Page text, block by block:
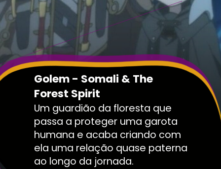
Golem - Somali & The
Forest Spirit
Um guardião da floresta que
passa a proteger uma garota
humana e acaba criando com
ela uma relação quase paterna
ao longo da jornada.